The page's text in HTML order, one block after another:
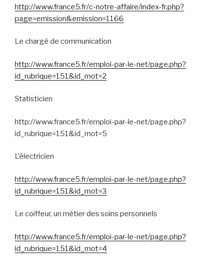
http://www.france5.fr/c-notre-affaire/index-fr.php?
page=emission&emission=1166
Le chargé de communication
http://www.france5.fr/emploi-par-le-net/page.php?
id_rubrique=151&id_mot=2
Statisticien
http://www.france5.fr/emploi-par-le-net/page.php?
id_rubrique=151&id_mot=5
L’électricien
http://www.france5.fr/emploi-par-le-net/page.php?
id_rubrique=151&id_mot=3
Le coiffeur, un métier des soins personnels
http://www.france5.fr/emploi-par-le-net/page.php?
id_rubrique=151&id_mot=4